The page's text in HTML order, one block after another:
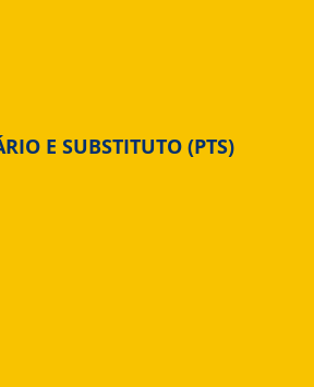
E SUBSTITUTO (PTS)